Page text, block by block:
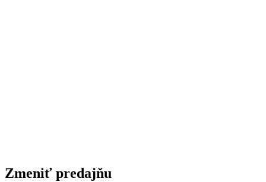
Zmeniť predajňu